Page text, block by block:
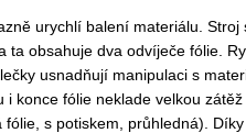
urychlí balení materiálu.
ta obsahuje dva odvíječe fólie.
usnadňují manipulaci s
i konce fólie neklade velkou
s potiskem, průhledná).